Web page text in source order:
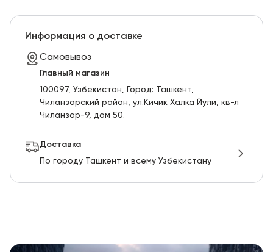
Информация о доставке
Самовывоз
Главный магазин
100097, Узбекистан, Город: Ташкент,
Чиланзарский pайон, ул.Кичик Халка Йули, кв-л
Чиланзар-9, дом 50.
Доставка
По городу Ташкент и всему Узбекистану